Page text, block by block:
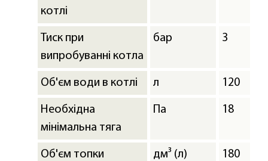
котлі
Тиск при
випробуванні котла
бар 3
Об'єм води в котлі л 120
Необхідна
мінімальна тяга
Па 18
Об'єм топки дм³ (л) 180